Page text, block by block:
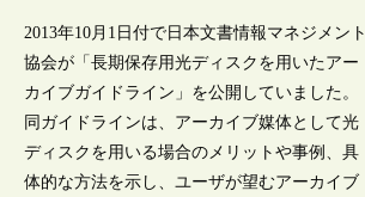
2013年10月1日付で日本文書情報マネジメント
協会が「長期保存用光ディスクを用いたアー
カイブガイドライン」を公開していました。
同ガイドラインは、アーカイブ媒体として光
ディスクを用いる場合のメリットや事例、具
体的な方法を示し、ユーザが望むアーカイブ